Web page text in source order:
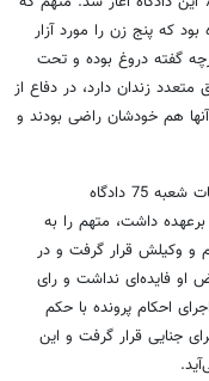
که پنج زن را مورد آزار
گفته دروغ بوده و تحت
زندان دارد، در دفاع از
هم خودشان راضی بودند و
با این حال انکار متهم فایده‌ای نداشت و هیات قضات شعبه 75 دادگاه
داشت، متهم را به
و وکیلش قرار گرفت و در
او فایده‌ای نداشت و رای
احکام پرونده با حکم
جنایی قرار گرفت و این